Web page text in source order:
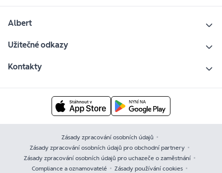
Albert
Užitečné odkazy
Kontakty
Zásady zpracování osobních údajů
Zásady zpracování osobních údajů pro obchodní partnery
Zásady zpracování osobních údajů pro uchazeče o zaměstnání
Compliance a oznamovatelé
Zásady používání cookies